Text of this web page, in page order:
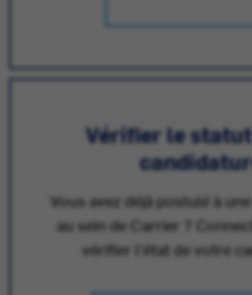
Vérifier le
Vous avez déjà postulé à
au sein de Carrier ?
vérifier l'état de votre